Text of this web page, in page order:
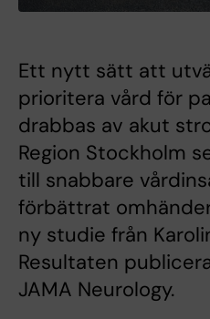
Ett nytt sätt att
prioritera vård för
drabbas av akut
Region Stockholm
till snabbare
förbättrat
ny studie från
Resultaten
JAMA Neurology.